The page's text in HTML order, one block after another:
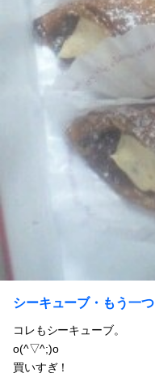
シーキューブ・もう一つ
コレもシーキューブ。
o(^▽^;)o
買いすぎ！